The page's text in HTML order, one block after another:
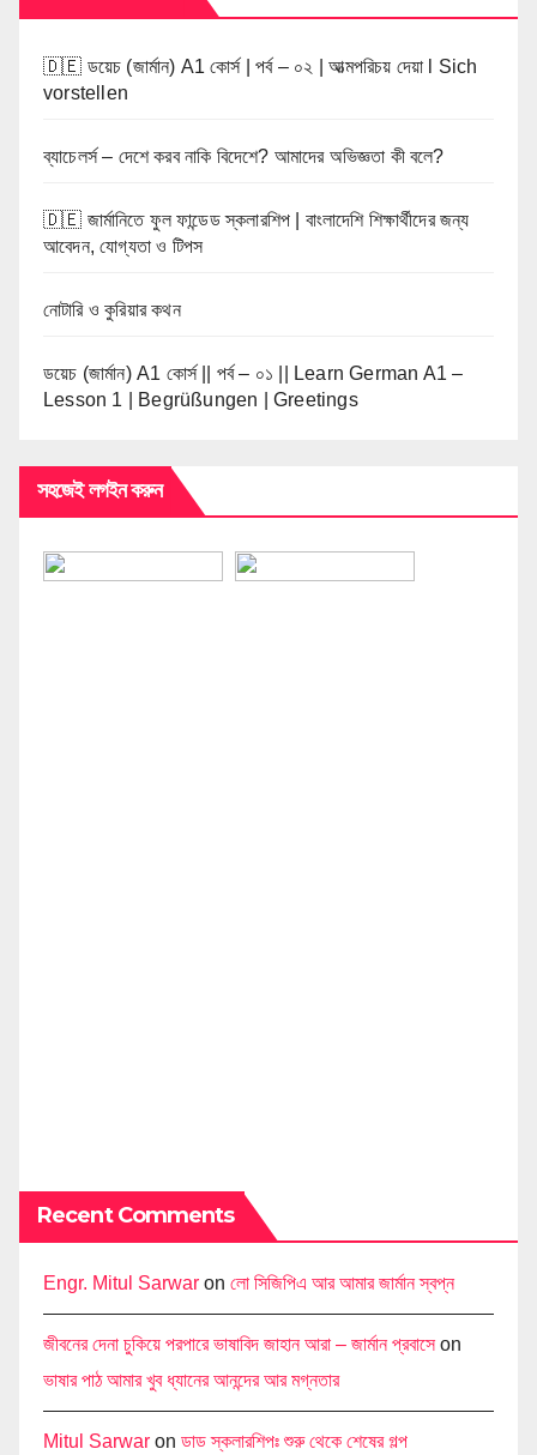
🇩🇪 ডয়েচ (জার্মান) A1 কোর্স | পর্ব – ০২ | আত্মপরিচয় দেয়া l Sich
vorstellen
ব্যাচেলর্স – দেশে করব নাকি বিদেশে? আমাদের অভিজ্ঞতা কী বলে?
🇩🇪 জার্মানিতে ফুল ফান্ডেড স্কলারশিপ | বাংলাদেশি শিক্ষার্থীদের জন্য
আবেদন, যোগ্যতা ও টিপস
নোটারি ও কুরিয়ার কথন
ডয়েচ (জার্মান) A1 কোর্স || পর্ব – ০১ || Learn German A1 –
Lesson 1 | Begrüßungen | Greetings
সহজেই লগইন করুন
Recent Comments
Engr. Mitul Sarwar on লো সিজিপিএ আর আমার জার্মান স্বপ্ন
জীবনের দেনা চুকিয়ে পরপারে ভাষাবিদ জাহান আরা – জার্মান প্রবাসেon
ভাষার পাঠ আমার খুব ধ্যানের আনন্দের আর মগ্নতার
Mitul Sarwar on ডাড স্কলারশিপঃ শুরু থেকে শেষের গল্প